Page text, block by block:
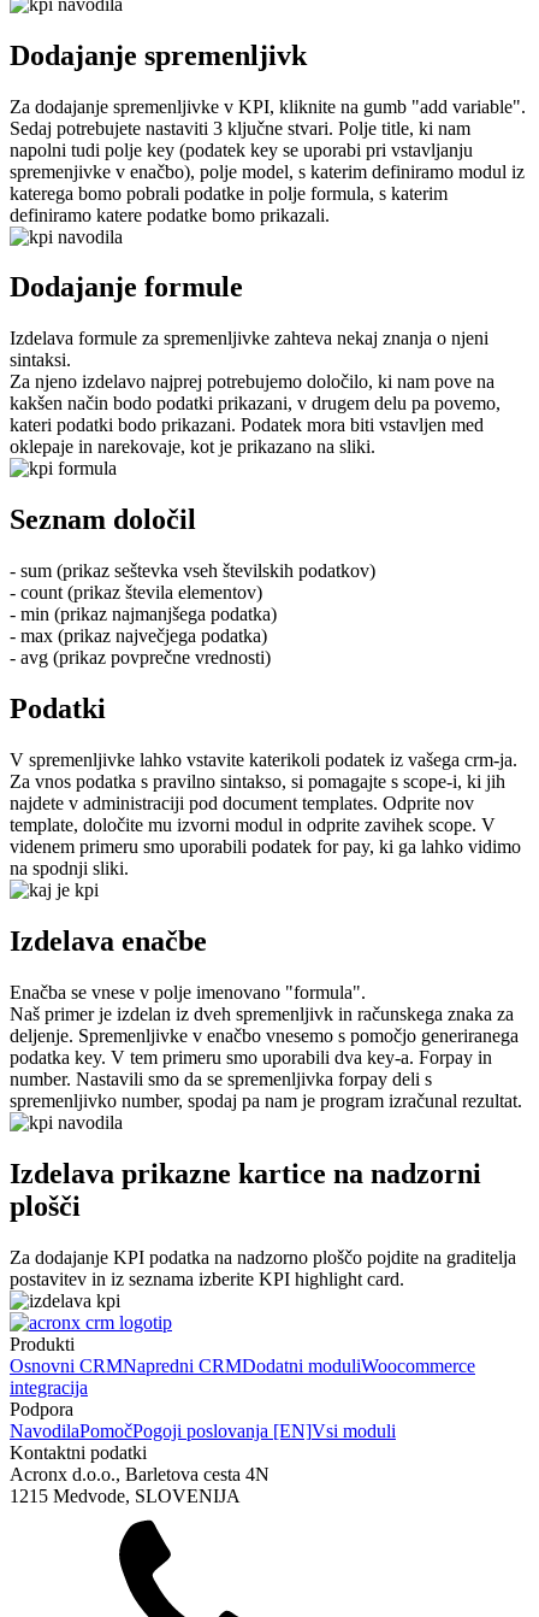
Dodajanje spremenljivk
Za dodajanje spremenljivke v KPI, kliknite na gumb "add variable".
Sedaj potrebujete nastaviti 3 ključne stvari. Polje title, ki nam
napolni tudi polje key (podatek key se uporabi pri vstavljanju
spremenjivke v enačbo), polje model, s katerim definiramo modul iz
katerega bomo pobrali podatke in polje formula, s katerim
definiramo katere podatke bomo prikazali.
Dodajanje formule
Izdelava formule za spremenljivke zahteva nekaj znanja o njeni
sintaksi.
Za njeno izdelavo najprej potrebujemo določilo, ki nam pove na
kakšen način bodo podatki prikazani, v drugem delu pa povemo,
kateri podatki bodo prikazani. Podatek mora biti vstavljen med
oklepaje in narekovaje, kot je prikazano na sliki.
Seznam določil
- sum (prikaz seštevka vseh številskih podatkov)
- count (prikaz števila elementov)
- min (prikaz najmanjšega podatka)
- max (prikaz največjega podatka)
- avg (prikaz povprečne vrednosti)
Podatki
V spremenljivke lahko vstavite katerikoli podatek iz vašega crm-ja.
Za vnos podatka s pravilno sintakso, si pomagajte s scope-i, ki jih
najdete v administraciji pod document templates. Odprite nov
template, določite mu izvorni modul in odprite zavihek scope. V
videnem primeru smo uporabili podatek for pay, ki ga lahko vidimo
na spodnji sliki.
Izdelava enačbe
Enačba se vnese v polje imenovano "formula".
Naš primer je izdelan iz dveh spremenljivk in računskega znaka za
deljenje. Spremenljivke v enačbo vnesemo s pomočjo generiranega
podatka key. V tem primeru smo uporabili dva key-a. Forpay in
number. Nastavili smo da se spremenljivka forpay deli s
spremenljivko number, spodaj pa nam je program izračunal rezultat.
Izdelava prikazne kartice na nadzorni
plošči
Za dodajanje KPI podatka na nadzorno ploščo pojdite na graditelja
postavitev in iz seznama izberite KPI highlight card.
Produkti
Osnovni CRMNapredni CRMDodatni moduliWoocommerce
integracija
Podpora
NavodilaPomočPogoji poslovanja [EN]Vsi moduli
Kontaktni podatki
Acronx d.o.o., Barletova cesta 4N
1215 Medvode, SLOVENIJA